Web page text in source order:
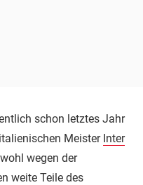
schon letztes Jahr
Meister Inter
wegen der
weite Teile des